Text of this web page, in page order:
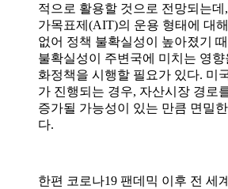
적으로 활용할 것으로 전망되는데 ,
가목표제 (AIT)의 운용 형태에 대
없어 정책 불확실성이 높아졌기
불확실성이 주변국에 미치는 영
화정책을 시행할 필요가 있다. 미
가 진행되는 경우, 자산시장 경로
증가될 가능성이 있는 만큼 면밀
다.
한편 코로나19 팬데믹 이후 전 세